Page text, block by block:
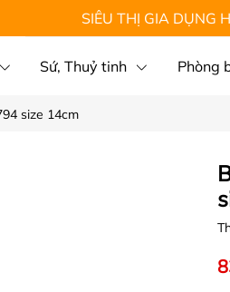
SIÊU THỊ GIA DỤNG
Sứ, Thuỷ tinh Phòng
size 14cm